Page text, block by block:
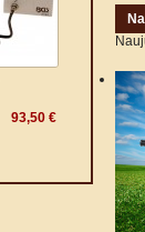
93,50 €